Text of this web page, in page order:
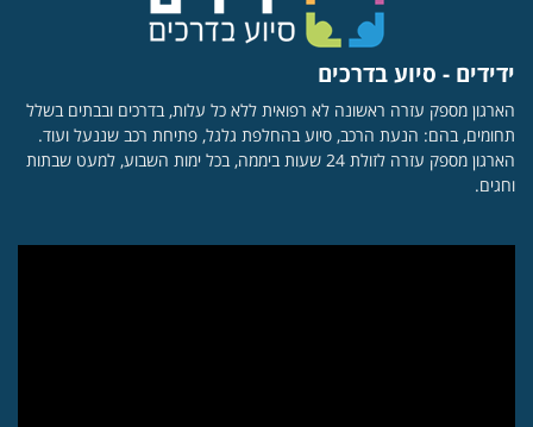
ידידים - סיוע בדרכים
הארגון מספק עזרה ראשונה לא רפואית ללא כל עלות, בדרכים ובבתים בשלל
תחומים, בהם: הנעת הרכב, סיוע בהחלפת גלגל, פתיחת רכב שננעל ועוד.
הארגון מספק עזרה לזולת 24 שעות ביממה, בכל ימות השבוע, למעט שבתות
וחגים.